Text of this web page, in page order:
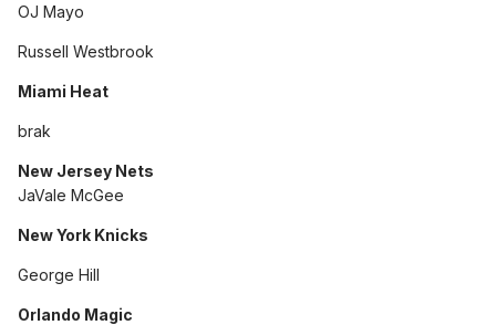
OJ Mayo
Russell Westbrook
Miami Heat
brak
New Jersey Nets
JaVale McGee
New York Knicks
George Hill
Orlando Magic